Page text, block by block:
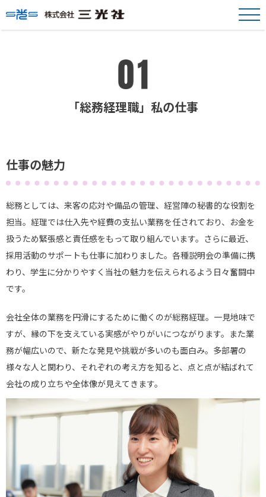
「総務経理職」私の仕事
仕事の魅力
総務としては、来客の応対や備品の管理、経営陣の秘書的な役割を
担当。経理では仕入先や経費の支払い業務を任されており、お金を
扱うため緊張感と責任感をもって取り組んでいます。さらに最近、
採用活動のサポートも仕事に加わりました。各種説明会の準備に携
わり、学生に分かりやすく当社の魅力を伝えられるよう日々奮闘中
です。
会社全体の業務を円滑にするために働くのが総務経理。一見地味で
すが、縁の下を支えている実感がやりがいにつながります。また業
務が幅広いので、新たな発見や挑戦が多いのも面白み。多部署の
様々な人と関わり、それぞれの考え方を知ると、点と点が結ばれて
会社の成り立ちや全体像が見えてきます。